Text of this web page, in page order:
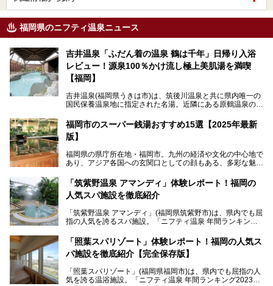
福岡県のニフティ温泉ニュース
吉井温泉「ふだん着の温泉 鶴は千年」日帰り入浴
レビュー！源泉100％かけ流し極上美肌湯を満喫
【福岡】
吉井温泉(福岡県うきは市)は、筑後川温泉と共に県内唯一の
国民保養温泉地に指定された名湯。近隣にある原鶴温泉の観
す。
「ふだん着の温泉 鶴は千年」は、吉井温泉にある日帰り入
住民や温泉ファンに愛され続けています。今回は筆者自ら日
帰り入浴し、自慢の温泉を中心に詳細レビューします！
福岡市のスーパー銭湯おすすめ15選【2025年最新
版】
福岡県の県庁所在地・福岡市。九州の経済や文化の中心地で
あり、アジア各国への玄関口としての顔もある、多彩な魅力
そんな福岡市は、スーパー銭湯も多種多彩。玄界灘を眺めら
れるリゾート気分満点のスーパー銭湯から、繁華街近くのレ
いスーパー銭湯を一挙ご紹介します。
「筑紫野温泉 アマンディ」体験レポート！福岡の
人気スパ施設を徹底紹介
「筑紫野温泉 アマンディ」(福岡県筑紫野市)は、県内でも屈
指の人気を誇るスパ施設。「ニフティ温泉 年間ランキング2
入浴客で賑わっています。
そこで今回は、ニフティ温泉ライターである筆者が現地訪
ーム・併設するレストランを体験し、それらの全貌を徹底紹
介します！
「照葉スパリゾート」体験レポート！福岡の人気ス
パ施設を徹底紹介【完全保存版】
「照葉スパリゾート」(福岡県福岡市)は、県内でも屈指の人
気を誇る温浴施設。「ニフティ温泉 年間ランキング2023」